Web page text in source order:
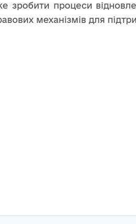
зробити процеси
механізмів для